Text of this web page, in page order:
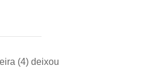
(4) deixou